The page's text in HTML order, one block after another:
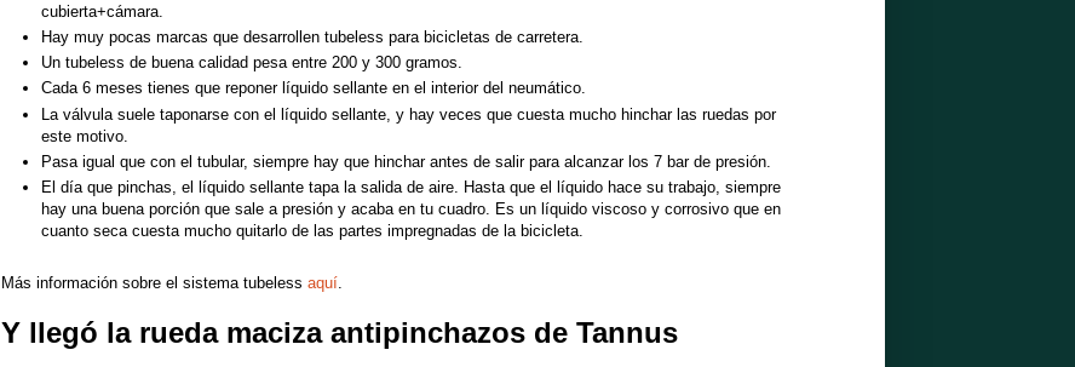
cubierta+cámara.
Hay muy pocas marcas que desarrollen tubeless para bicicletas de carretera.
Un tubeless de buena calidad pesa entre 200 y 300 gramos.
Cada 6 meses tienes que reponer líquido sellante en el interior del neumático.
La válvula suele taponarse con el líquido sellante, y hay veces que cuesta mucho hinchar las ruedas por
este motivo.
Pasa igual que con el tubular, siempre hay que hinchar antes de salir para alcanzar los 7 bar de presión.
El día que pinchas, el líquido sellante tapa la salida de aire. Hasta que el líquido hace su trabajo, siempre
hay una buena porción que sale a presión y acaba en tu cuadro. Es un líquido viscoso y corrosivo que en
cuanto seca cuesta mucho quitarlo de las partes impregnadas de la bicicleta.
Más información sobre el sistema tubeless aquí
Y llegó la rueda maciza antipinchazos de Tannus